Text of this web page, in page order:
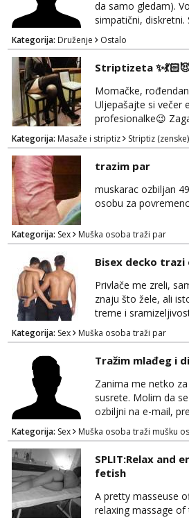
da samo gledam).
simpatični, diskretni.
dogovoru... i nagrada!
Kategorija: Druženje Ostalo
Striptizeta
Momačke,
Uljepašajte si večer
profesionalke😉
šou🔥💥✨ Ako
žurku slobodno mi
dogovorimo za
Čujemo se 💋
Kategorija: Masaže i striptiz Striptiz (zenske)
trazim par
muskarac ozbiljan
osobu za
Kategorija: Sex Muška osoba traži par
Bisex decko trazi
Privlače me zreli,
znaju što žele, ali
treme i
kakav sam i sam
humor i
u bilo cemu. Više od
dublje razine užitka
ostvarivanje
pronađemo.
što se “odrađuje”,...
Kategorija: Sex Muška osoba traži par
Tražim mlađeg i
Zanima me netko
susrete. Molim da
ozbiljni na e-mail,
vitke građe, iskustvo
diskrecija su mi na
maksimalno držim
tip.
Kategorija: Sex Muška osoba traži mušku
SPLIT:Relax and
fetish
A pretty masseuse
relaxing massage